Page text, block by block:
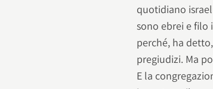
quotidiano
sono ebrei e filo
perché, ha
pregiudizi. Ma
E la